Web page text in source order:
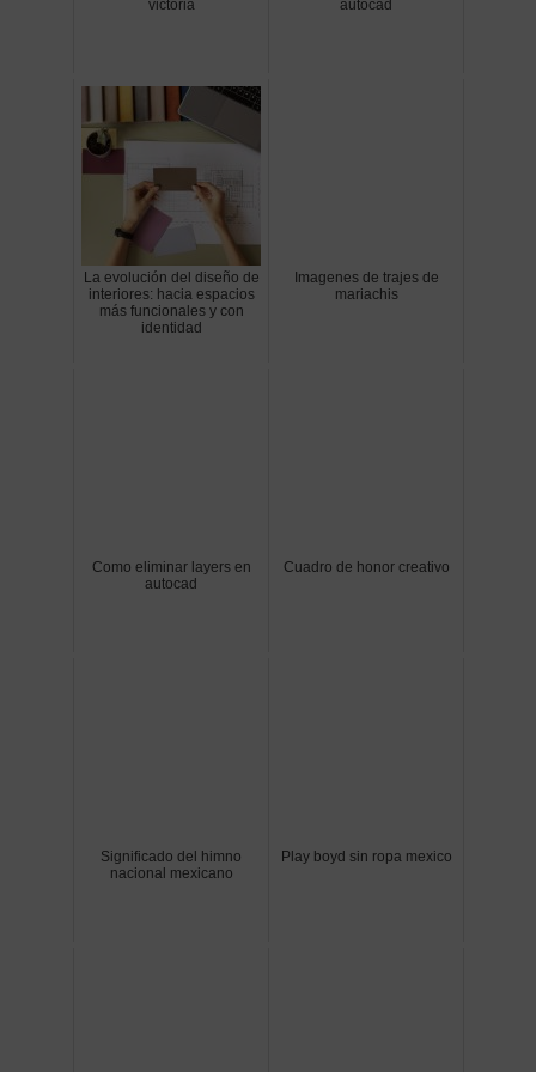
victoria
autocad
La evolución del diseño de
interiores: hacia espacios
más funcionales y con
identidad
Imagenes de trajes de
mariachis
Como eliminar layers en
autocad
Cuadro de honor creativo
Significado del himno
nacional mexicano
Play boyd sin ropa mexico